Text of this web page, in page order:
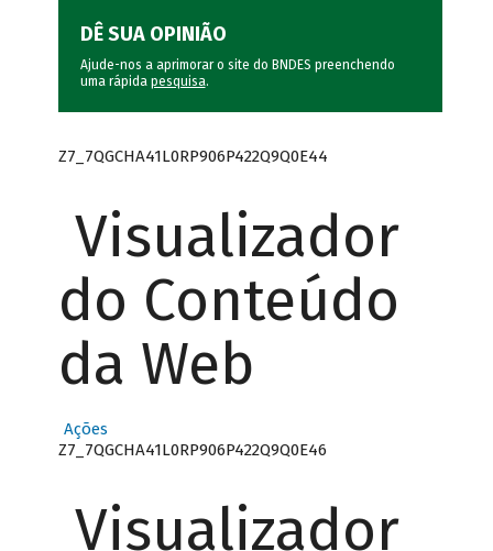
DÊ SUA OPINIÃO
Ajude-nos a aprimorar o site do BNDES preenchendo
uma rápida pesquisa.
Z7_7QGCHA41L0RP906P422Q9Q0E44
Visualizador
do Conteúdo
da Web
Ações
Z7_7QGCHA41L0RP906P422Q9Q0E46
Visualizador